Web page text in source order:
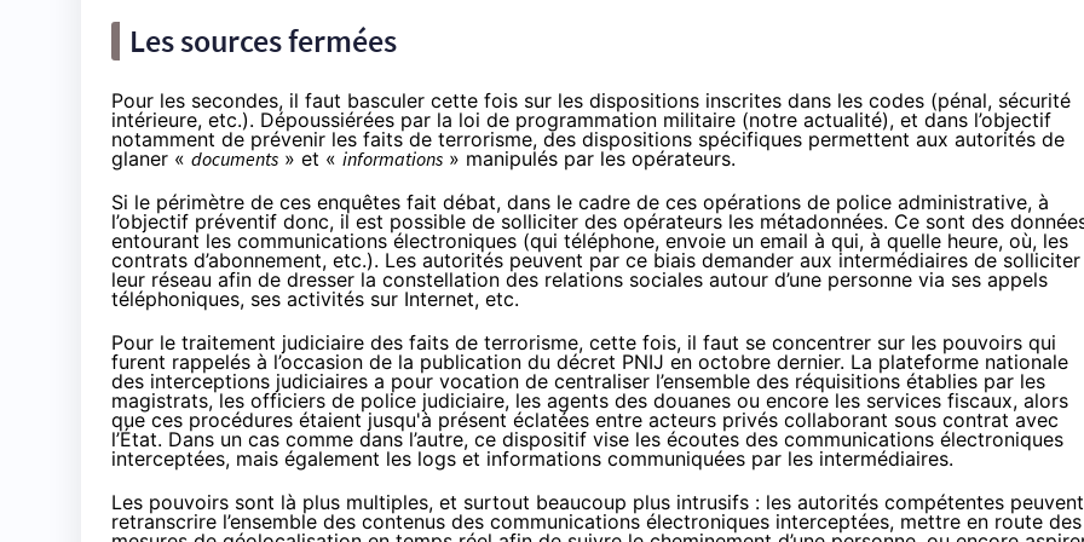
Les sources fermées
Pour les secondes, il faut basculer cette fois sur les dispositions inscrites dans les codes (pénal, sécurité
intérieure, etc.). Dépoussiérées par la loi de programmation militaire (notre actualité), et dans l’objectif
notamment de prévenir les faits de terrorisme, des dispositions spécifiques permettent aux autorités de
glaner « documents » et « informations » manipulés par les opérateurs.
Si le périmètre de ces enquêtes fait débat, dans le cadre de ces opérations de police administrative, à
l’objectif préventif donc, il est possible de solliciter des opérateurs les métadonnées. Ce sont des
entourant les communications électroniques (qui téléphone, envoie un email à qui, à quelle heure, où, les
contrats d’abonnement, etc.). Les autorités peuvent par ce biais demander aux intermédiaires de solliciter
leur réseau afin de dresser la constellation des relations sociales autour d’une personne via ses appels
téléphoniques, ses activités sur Internet, etc.
Pour le traitement judiciaire des faits de terrorisme, cette fois, il faut se concentrer sur les pouvoirs qui
furent rappelés à l’occasion de la publication du décret PNIJ en octobre dernier. La plateforme nationale
des interceptions judiciaires a pour vocation de centraliser l’ensemble des réquisitions établies par les
magistrats, les officiers de police judiciaire, les agents des douanes ou encore les services fiscaux, alors
que ces procédures étaient jusqu'à présent éclatées entre acteurs privés collaborant sous contrat avec
l’État. Dans un cas comme dans l’autre, ce dispositif vise les écoutes des communications électroniques
interceptées, mais également les logs et informations communiquées par les intermédiaires.
Les pouvoirs sont là plus multiples, et surtout beaucoup plus intrusifs : les autorités compétentes peuvent
retranscrire l’ensemble des contenus des communications électroniques interceptées, mettre en route des